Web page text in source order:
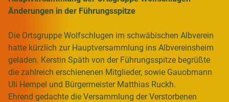
Änderungen in der Führungsspitze
Die Ortsgruppe Wolfschlugen im schwäbischen Albverein
hatte kürzlich zur Hauptversammlung ins Albvereinsheim
geladen. Kerstin Späth von der Führungsspitze begrüßte
die zahlreich erschienenen Mitglieder, sowie Gauobmann
Uli Hempel und Bürgermeister Matthias Ruckh.
Ehrend gedachte die Versammlung der Verstorbenen